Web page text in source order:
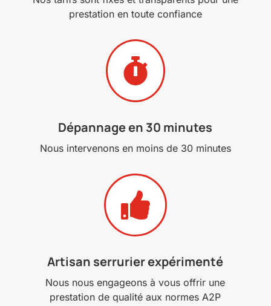
prestation en toute confiance

Dépannage en 30 minutes
Nous intervenons en moins de 30 minutes

Artisan serrurier expérimenté
Nous nous engageons à vous offrir une
prestation de qualité aux normes A2P